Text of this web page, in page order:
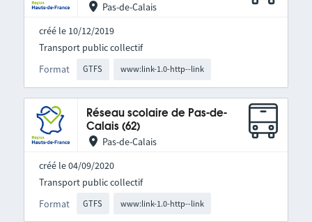
Pas-de-Calais
créé le 10/12/2019
Format GTFS www:link-1.0-http--link
Transport public collectif
Réseau scolaire de Pas-de-
Calais (62)
Pas-de-Calais
créé le 04/09/2020
Format GTFS www:link-1.0-http--link
Transport public collectif